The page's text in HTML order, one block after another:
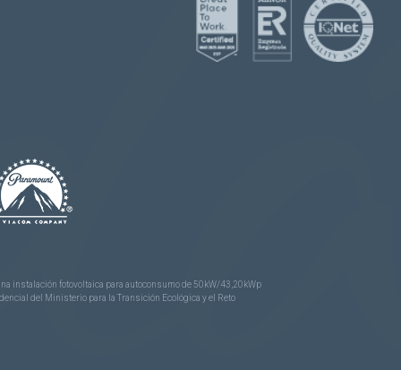
instalación fotovoltaica para autoconsumo de 50kW/43,20kWp
del Ministerio para la Transición Ecológica y el Reto